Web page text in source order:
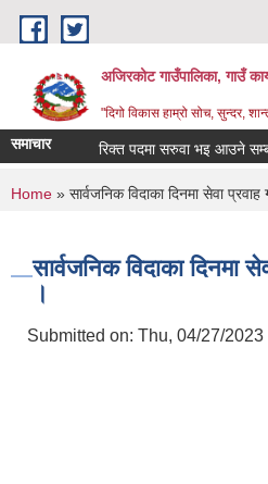
Skip to main content
अजिरकोट गाउँपालिका, गाउँ
"दिगो विकास हाम्रो सोच, सुन्दर,
समाचार रिक्त पदमा सरुवा भइ आउने
You are here
Home » सार्वजनिक विदाका दिनमा सेवा प्रवाह
सार्वजनिक विदाका दिनमा
।
Submitted on: Thu, 04/27/2023